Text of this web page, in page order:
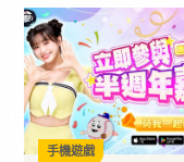
手機遊戲